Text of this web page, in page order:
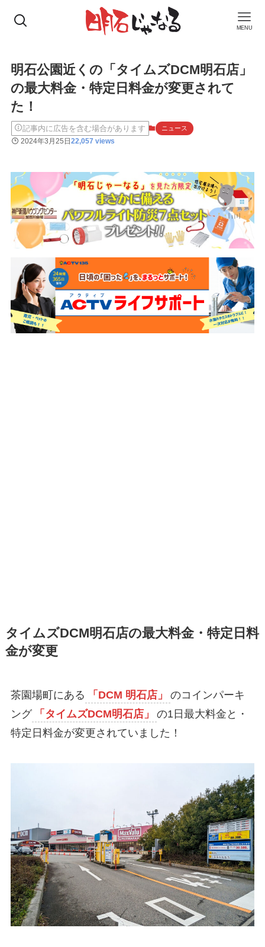
MENU
明石公園近くの「タイムズDCM明石店」
の最大料金・特定日料金が変更されて
た！
記事内に広告を含む場合があります ニュース
2024年3月25日22,057 views
タイムズDCM明石店の最大料金・特定日料
金が変更
茶園場町にある 「DCM 明石店」
のコインパーキ
ング
「タイムズDCM明石店」
の1日最大料金と・
特定日料金が変更されていました！